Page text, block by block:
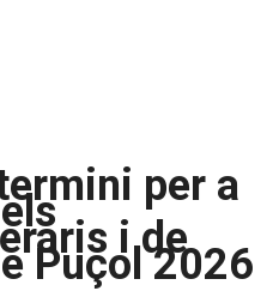
per a
i de
Puçol 2026